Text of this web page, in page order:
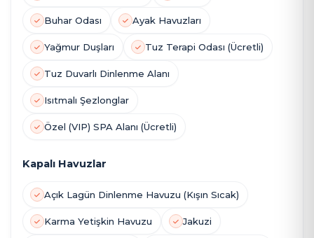
Buhar Odası Ayak Havuzları
Yağmur Duşları Tuz Terapi Odası (Ücretli)
Tuz Duvarlı Dinlenme Alanı
Isıtmalı Şezlonglar
Özel (VIP) SPA Alanı (Ücretli)
Kapalı Havuzlar
Açık Lagün Dinlenme Havuzu (Kışın Sıcak)
Karma Yetişkin Havuzu Jakuzi